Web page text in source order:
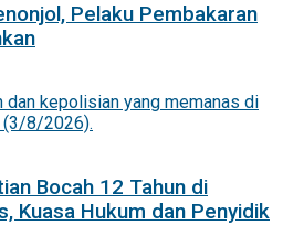
Pelaku Pembakaran
Bocah 12 Tahun di
Kuasa Hukum dan Penyidik